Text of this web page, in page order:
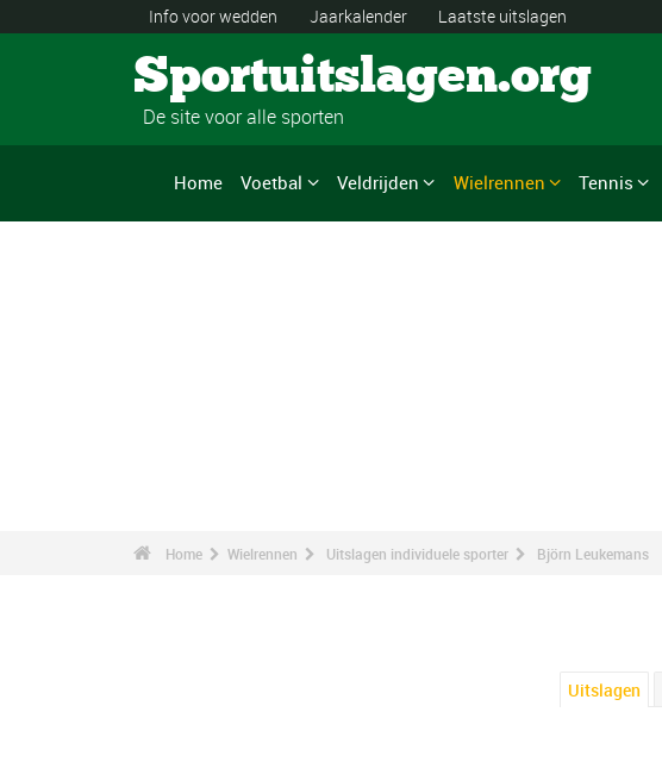
Info voor wedden Jaarkalender Laatste uitslagen
Sportuitslagen.org
De site voor alle sporten
Home Voetbal Veldrijden Wielrennen Tennis
Home Wielrennen Uitslagen individuele sporter Björn Leukemans
Uitslagen